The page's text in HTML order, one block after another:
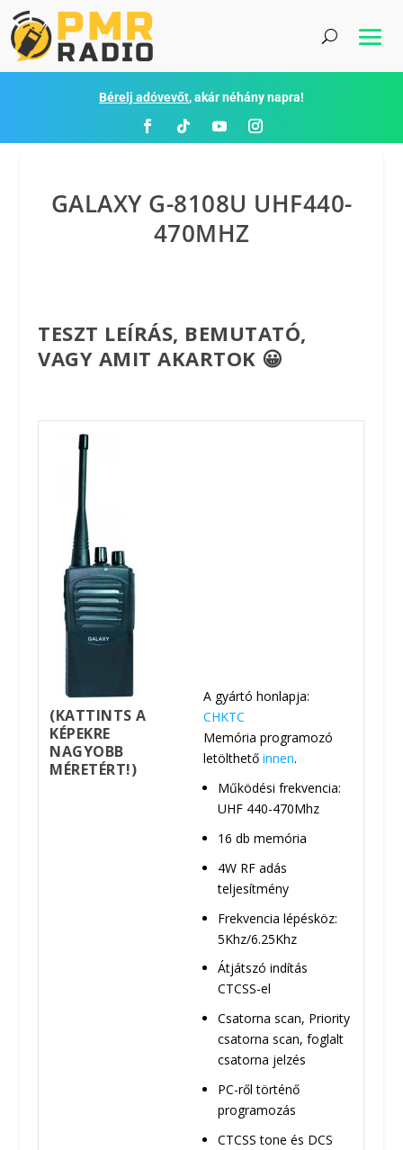
Bérelj adóvevőt, akár néhány napra!
GALAXY G-8108U UHF440-
470MHZ
TESZT LEÍRÁS, BEMUTATÓ,
VAGY AMIT AKARTOK 😀
(KATTINTS A
KÉPEKRE
NAGYOBB
MÉRETÉRT!)
A gyártó honlapja:
CHKTC
Memória programozó
letölthetőinnen.
Működési frekvencia:
UHF 440-470Mhz
16 db memória
4W RF adás
teljesítmény
Frekvencia lépésköz:
5Khz/6.25Khz
Átjátszó indítás
CTCSS-el
Csatorna scan, Priority
csatorna scan, foglalt
csatorna jelzés
PC-ről történő
programozás
CTCSS tone és DCS